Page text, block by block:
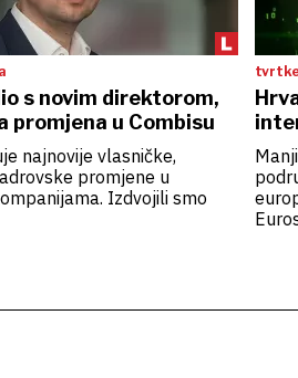
s novim direktorom,
promjena u Combisu
najnovije vlasničke,
promjene u
Izdvojili smo